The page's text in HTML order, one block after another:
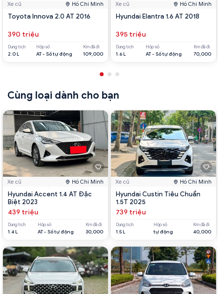
Xe cũ Hồ Chí Minh
Toyota Innova 2.0 AT 2016
390 triệu
Dung tích
2.0 L
Hộp số
AT - Số tự động
Km đã đi
109,000
Xe cũ Hồ Chí Minh
Hyundai Elantra 1.6 AT 2018
395 triệu
Dung tích
1.6 L
Hộp số
AT - Số tự động
Km đã đi
70,000
Cùng loại dành cho bạn
Xe cũ Hồ Chí Minh
Hyundai Accent 1.4 AT Đặc
Biệt 2023
439 triệu
Dung tích
1.4 L
Hộp số
AT - Số tự động
Km đã đi
30,000
Xe cũ Hồ Chí Minh
Hyundai Custin Tiêu Chuẩn
1.5T 2025
739 triệu
Dung tích
1.5 L
Hộp số
tự động
Km đã đi
40,000